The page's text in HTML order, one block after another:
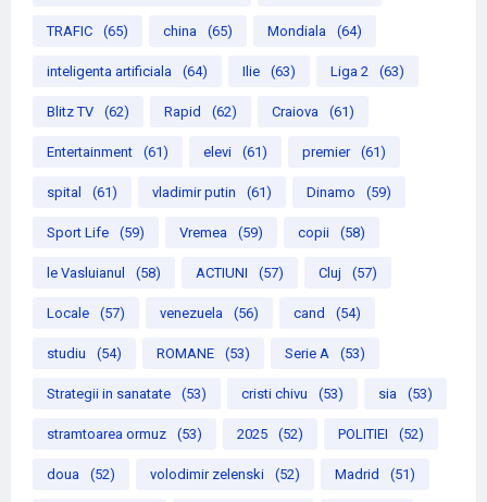
TRAFIC (65) china (65) Mondiala (64)
inteligenta artificiala (64) Ilie (63) Liga 2 (63)
Blitz TV (62) Rapid (62) Craiova (61)
Entertainment (61) elevi (61) premier (61)
spital (61) vladimir putin (61) Dinamo (59)
Sport Life (59) Vremea (59) copii (58)
le Vasluianul (58) ACTIUNI (57) Cluj (57)
Locale (57) venezuela (56) cand (54)
studiu (54) ROMANE (53) Serie A (53)
Strategii in sanatate (53) cristi chivu (53) sia (53)
stramtoarea ormuz (53) 2025 (52) POLITIEI (52)
doua (52) volodimir zelenski (52) Madrid (51)